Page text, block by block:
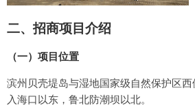
二、招商项目介绍
（一）项目位置
滨州贝壳堤岛与湿地国家级自然保护区西
入海口以东，鲁北防潮坝以北。